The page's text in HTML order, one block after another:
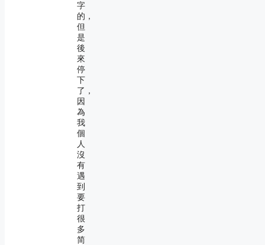
字
的，
但
是
後
來
停
下
了，
因
為
我
個
人
沒
有
遇
到
要
打
很
多
简